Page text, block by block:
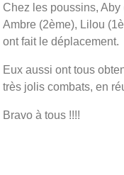
Chez les poussins, Aby
Ambre (2ème), Lilou
ont fait le déplacement.
Eux aussi ont tous
très jolis combats, en
Bravo à tous !!!!